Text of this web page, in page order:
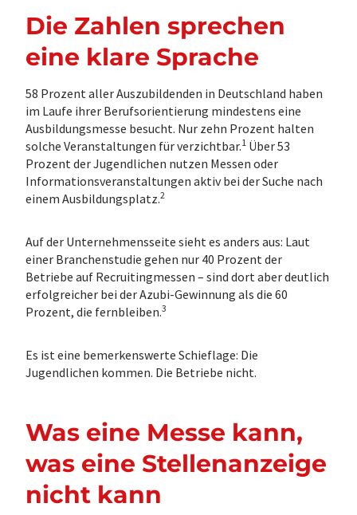
Die Zahlen sprechen
eine klare Sprache
58 Prozent aller Auszubildenden in Deutschland haben
im Laufe ihrer Berufsorientierung mindestens eine
Ausbildungsmesse besucht. Nur zehn Prozent halten
solche Veranstaltungen für verzichtbar.1 Über 53
Prozent der Jugendlichen nutzen Messen oder
Informationsveranstaltungen aktiv bei der Suche nach
einem Ausbildungsplatz.2
Auf der Unternehmensseite sieht es anders aus: Laut
einer Branchenstudie gehen nur 40 Prozent der
Betriebe auf Recruitingmessen – sind dort aber deutlich
erfolgreicher bei der Azubi-Gewinnung als die 60
Prozent, die fernbleiben.3
Es ist eine bemerkenswerte Schieflage: Die
Jugendlichen kommen. Die Betriebe nicht.
Was eine Messe kann,
was eine Stellenanzeige
nicht kann